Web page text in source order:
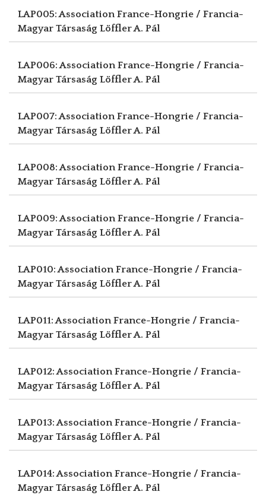
LAP005: Association France-Hongrie / Francia-
Magyar Társaság Löffler A. Pál
LAP006: Association France-Hongrie / Francia-
Magyar Társaság Löffler A. Pál
LAP007: Association France-Hongrie / Francia-
Magyar Társaság Löffler A. Pál
LAP008: Association France-Hongrie / Francia-
Magyar Társaság Löffler A. Pál
LAP009: Association France-Hongrie / Francia-
Magyar Társaság Löffler A. Pál
LAP010: Association France-Hongrie / Francia-
Magyar Társaság Löffler A. Pál
LAP011: Association France-Hongrie / Francia-
Magyar Társaság Löffler A. Pál
LAP012: Association France-Hongrie / Francia-
Magyar Társaság Löffler A. Pál
LAP013: Association France-Hongrie / Francia-
Magyar Társaság Löffler A. Pál
LAP014: Association France-Hongrie / Francia-
Magyar Társaság Löffler A. Pál